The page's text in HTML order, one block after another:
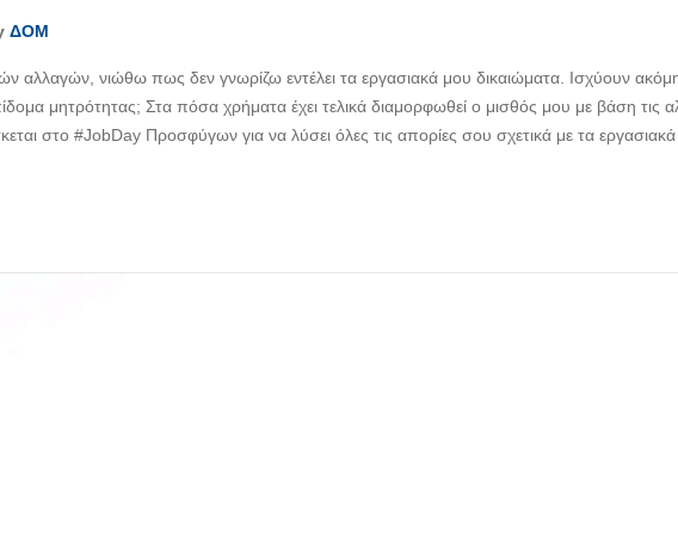
ΔΟΜ
αλλαγών, νιώθω πως δεν γνωρίζω εντέλει τα εργασιακά μου δικαιώματα. Ισχύουν
μητρότητας; Στα πόσα χρήματα έχει τελικά διαμορφωθεί ο μισθός μου με βάση τις
στο #JobDay Προσφύγων για να λύσει όλες τις απορίες σου σχετικά με τα